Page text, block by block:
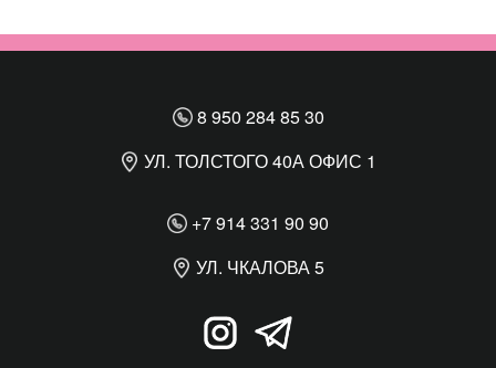
8 950 284 85 30
УЛ. ТОЛСТОГО 40А ОФИС 1
+7 914 331 90 90
УЛ. ЧКАЛОВА 5